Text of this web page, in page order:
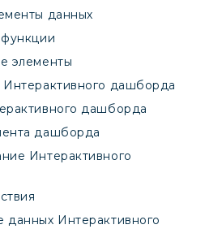
данных
элементы
Интерактивного дашборда
дашборда
дашборда
Интерактивного
данных Интерактивного